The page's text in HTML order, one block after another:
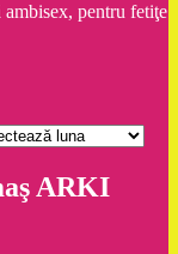
pentru fetiţe
ARKI